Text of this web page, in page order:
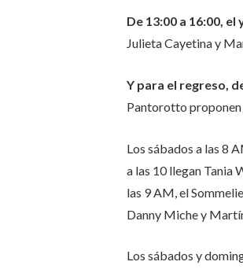
De 13:00 a 16:00,
Julieta Cayetina y
Y para el regreso,
Pantorotto proponen
Los sábados a las 8
a las 10 llegan Tania
las 9 AM, el
Danny Miche y
Los sábados y